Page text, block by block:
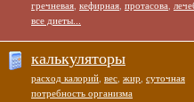
гречневая кефирная протасова
все диеты...
калькуляторы
расход калорий вес жир суточная
потребность организма